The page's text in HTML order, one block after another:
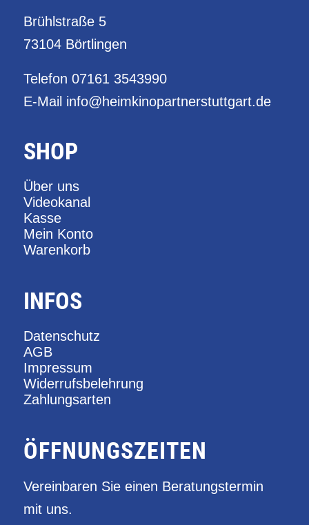
Brühlstraße 5
73104 Börtlingen
Telefon 07161 3543990
E-Mail info@heimkinopartnerstuttgart.de
SHOP
Über uns
Videokanal
Kasse
Mein Konto
Warenkorb
INFOS
Datenschutz
AGB
Impressum
Widerrufsbelehrung
Zahlungsarten
ÖFFNUNGSZEITEN
Vereinbaren Sie einen Beratungstermin
mit uns.